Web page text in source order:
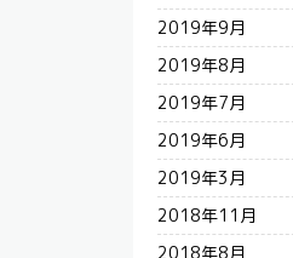
2019年9月
2019年8月
2019年7月
2019年6月
2019年3月
2018年11月
2018年8月